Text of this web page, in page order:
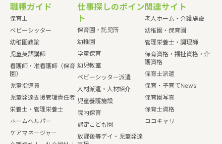
職種ガイド
保育士
ベビーシッター
幼稚園教諭
児童英語講師
看護師・准看護師（保育
園）
児童指導員
児童発達支援管理責任者
栄養士・管理栄養士
ホームヘルパー
ケアマネージャー
仕事探しのポイン
ト
保育園・託児所
幼稚園
学童保育
幼児教室
ベビーシッター派遣
人材派遣・人材紹介
児童養護施設
院内保育
認定こども園
放課後等デイ・児童発達
関連サイト
老人ホーム・介護施設
幼稚園・保育園
管理栄養士・調理師
保育資格・福祉資格・介
護資格
保育士派遣
保育・子育てNews
保育園写真
保育士資格
ココキャリ